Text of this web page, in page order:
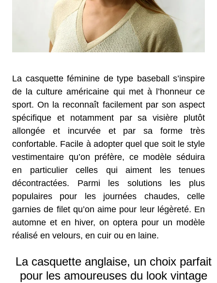
La casquette féminine de type baseball s’inspire
de la culture américaine qui met à l’honneur ce
sport. On la reconnaît facilement par son aspect
spécifique et notamment par sa visière plutôt
allongée et incurvée et par sa forme très
confortable. Facile à adopter quel que soit le style
vestimentaire qu’on préfère, ce modèle séduira
en particulier celles qui aiment les tenues
décontractées. Parmi les solutions les plus
populaires pour les journées chaudes, celle
garnies de filet qu’on aime pour leur légèreté. En
automne et en hiver, on optera pour un modèle
réalisé en velours, en cuir ou en laine.
La casquette anglaise, un choix parfait
pour les amoureuses du look vintage